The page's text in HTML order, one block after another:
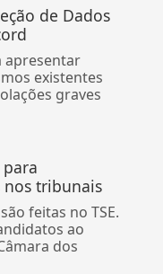
de Dados
apresentar
existentes
graves
tribunais
feitas no TSE.
ao
dos